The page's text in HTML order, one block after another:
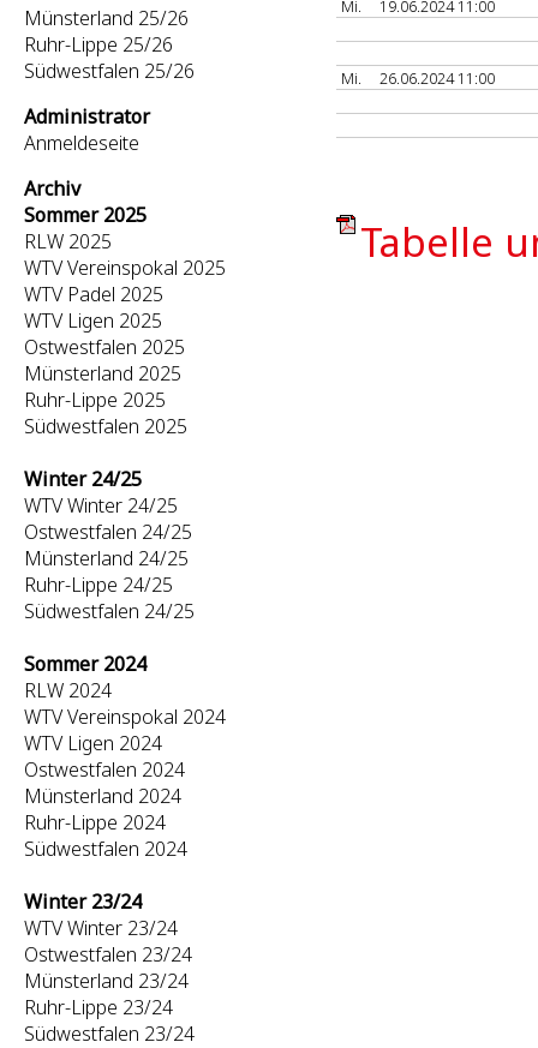
Münsterland 25/26
Ruhr-Lippe 25/26
Südwestfalen 25/26
Administrator
Anmeldeseite
Archiv
Sommer 2025
RLW 2025
WTV Vereinspokal 2025
WTV Padel 2025
WTV Ligen 2025
Ostwestfalen 2025
Münsterland 2025
Ruhr-Lippe 2025
Südwestfalen 2025
Winter 24/25
WTV Winter 24/25
Ostwestfalen 24/25
Münsterland 24/25
Ruhr-Lippe 24/25
Südwestfalen 24/25
Sommer 2024
RLW 2024
WTV Vereinspokal 2024
WTV Ligen 2024
Ostwestfalen 2024
Münsterland 2024
Ruhr-Lippe 2024
Südwestfalen 2024
Winter 23/24
WTV Winter 23/24
Ostwestfalen 23/24
Münsterland 23/24
Ruhr-Lippe 23/24
Südwestfalen 23/24
Mi. 19.06.2024 11:00
Mi. 26.06.2024 11:00
Tabelle